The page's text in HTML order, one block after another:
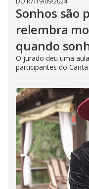
Sonhos são
relembra
quando
O jurado deu uma
participantes do